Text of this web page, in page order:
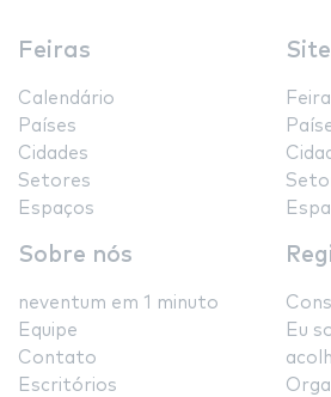
Feiras
Calendário
Países
Cidades
Setores
Espaços
Sobre nós
neventum em 1 minuto
Equipe
Contato
Escritórios
Eu